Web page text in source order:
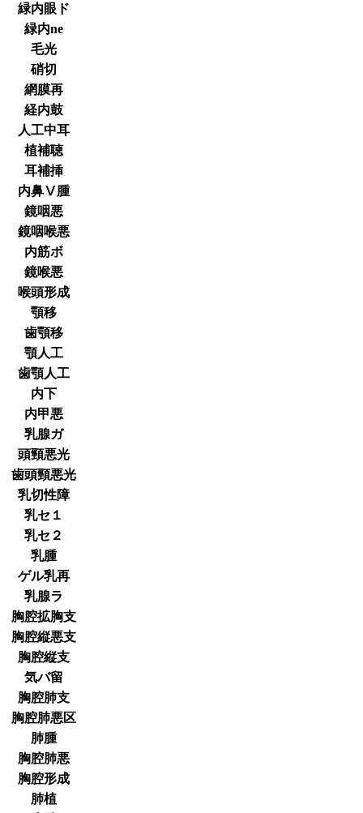
緑内眼ド
緑内ne
毛光
硝切
網膜再
経内鼓
人工中耳
植補聴
耳補挿
内鼻Ⅴ腫
鏡咽悪
鏡咽喉悪
内筋ボ
鏡喉悪
喉頭形成
顎移
歯顎移
顎人工
歯顎人工
内下
内甲悪
乳腺ガ
頭頸悪光
歯頭頸悪光
乳切性障
乳セ１
乳セ２
乳腫
ゲル乳再
乳腺ラ
胸腔拡胸支
胸腔縦悪支
胸腔縦支
気バ留
胸腔肺支
胸腔肺悪区
肺腫
胸腔肺悪
胸腔形成
肺植